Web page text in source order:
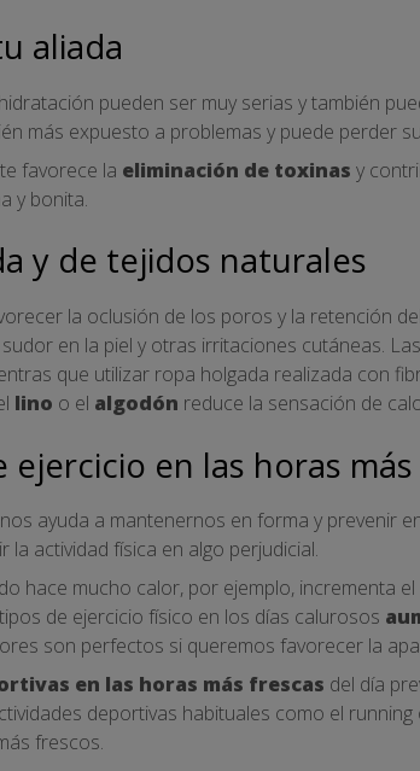
aliada
pueden ser muy serias y también
más expuesto a problemas y puede perder
favorece la eliminación de toxinas y
y bonita.
y de tejidos naturales
la oclusión de los poros y la retención
en la piel y otras irritaciones cutáneas.
que utilizar ropa holgada realizada con
lino o el algodón reduce la sensación de
ejercicio en las horas
ayuda a mantenernos en forma y prevenir
actividad física en algo perjudicial.
hace mucho calor, por ejemplo, incrementa el
de ejercicio físico en los días calurosos
son perfectos si queremos favorecer la
en las horas más frescas del día
deportivas habituales como el
frescos.